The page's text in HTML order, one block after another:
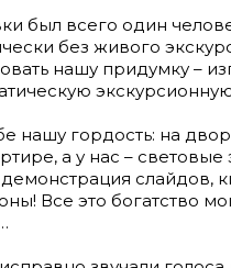
был всего один
без живого
нашу придумку –
нашу гордость: на
а у нас –
слайдов,
Все это богатство